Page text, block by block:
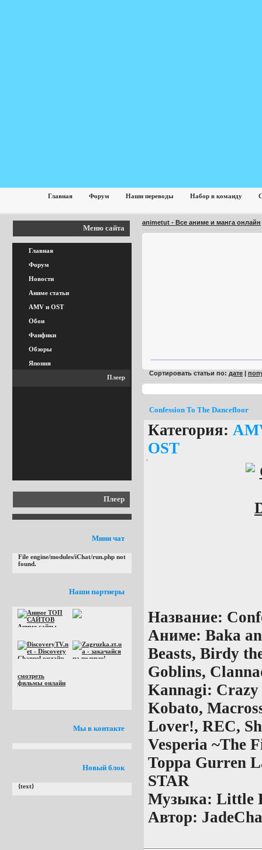
Главная Форум Наши переводы Набор в команду
Меню сайта
Главная
Форум
Новости
Аниме статьи
AMV и OST
Обои
Фанфики
Обзоры
Япония
Плеер
Плеер
Мини чат
File engine/modules/iChat/run.php not
found.
Наши партнеры
смотреть
фильмы онлайн
Мы в контакте
Новый блок
{text}
animetut - Все аниме и манга онлайн
Сортировать статьи по: дате |
Confession To The Dancefloor
Категория:
OST
Название:
Аниме: Baka
Beasts, Birdy
Goblins,
Kannagi: Crazy
Kobato,
Lover!, REC,
Vesperia ~The
Toppa Gurren
STAR
Музыка: Little
Автор: